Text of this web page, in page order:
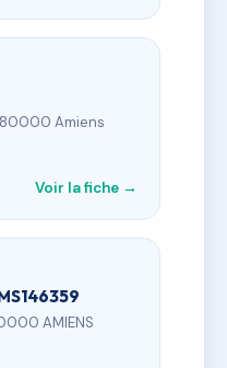
80000 Amiens
Voir la fiche →
AMIENS